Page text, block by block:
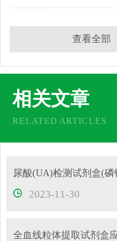
查看全部
相关文章
RELATED ARTICLES
2023-11-30